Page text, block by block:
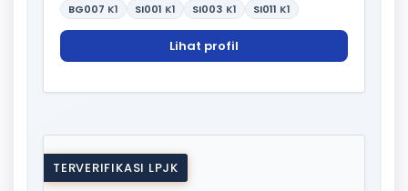
BG007 K1 SI001 K1 SI003 K1 SI011 K1
Lihat profil
TERVERIFIKASI LPJK